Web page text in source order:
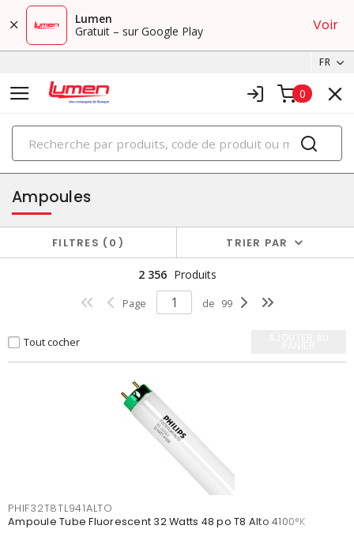
Lumen
Gratuit – sur Google Play
Voir
FR
0
PRODUITS
éclairage
Ampoules
FILTRES 0 TRIER PAR
2 356 Produits
Page de 99
Tout cocher
PHIF32T8TL941ALTO
Ampoule Tube Fluorescent 32 Watts 48 po T8 Alto 4100°K